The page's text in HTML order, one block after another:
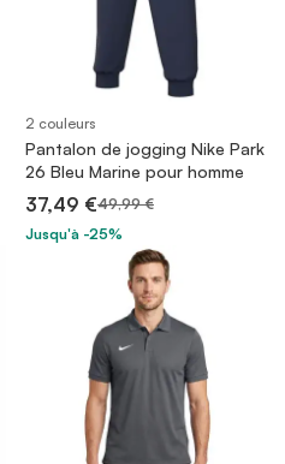
2 couleurs
Pantalon de jogging Nike Park
26 Bleu Marine pour homme
37,49 €49,99 €
Jusqu'à -25%